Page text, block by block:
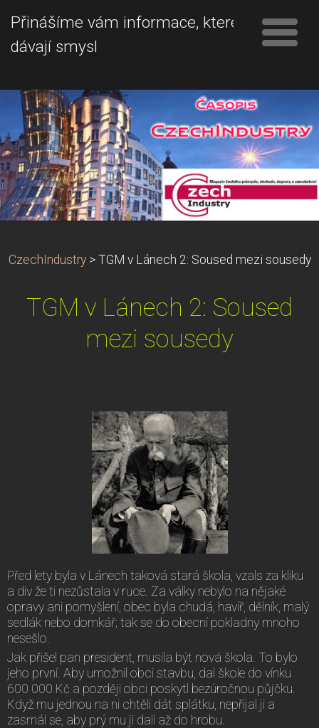
Přinášíme vám informace, které
dávají smysl
CzechIndustry > TGM v Lánech 2: Soused mezi sousedy
TGM v Lánech 2: Soused
mezi sousedy
Před lety byla v Lánech taková stará škola, vzals za kliku
a div že ti nezůstala v ruce. Za války nebylo na nějaké
opravy ani pomyšlení, obec byla chudá, havíř, dělník, malý
sedlák nebo domkář; tak se do obecní pokladny mnoho
nesešlo.
Jak přišel pan president, musila být nová škola. To bylo
jeho první. Aby umožnil obci stavbu, dal škole do vínku
600 000 Kč a později obci poskytl bezúročnou půjčku.
Když mu jednou na ni chtěli dát splátku, nepřijal ji a
zasmál se, aby prý mu ji dali až do hrobu.